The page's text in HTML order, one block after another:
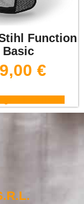
Function
Basic
€